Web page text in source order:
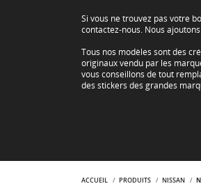
Si vous ne trouvez pas votre
contactez-nous. Nous
Tous nos modèles sont des
originaux vendu par les
vous conseillons de tout
des stickers des grandes
ACCUEIL PRODUITS NISSAN